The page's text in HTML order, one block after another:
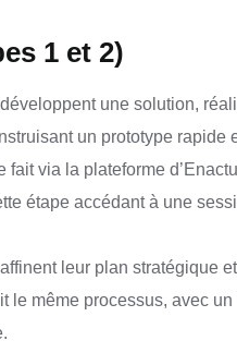
1 et 2)
une solution,
un prototype
fait via la plateforme
étape accédant à une
leur plan stratégique
le même processus, avec